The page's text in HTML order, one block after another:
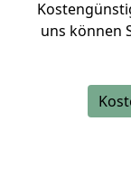
uns können